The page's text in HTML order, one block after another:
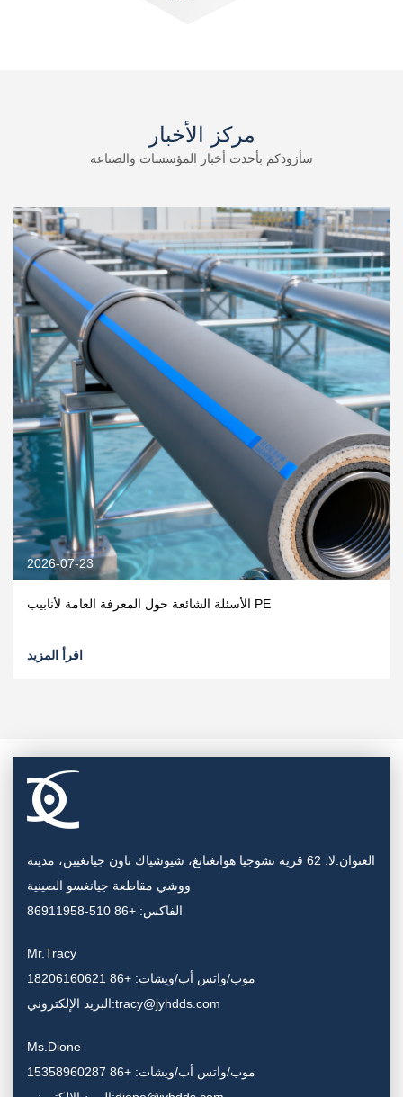
مركز الأخبار
سأزودكم بأحدث أخبار المؤسسات والصناعة
2026-07-23
الأسئلة الشائعة حول المعرفة العامة لأنابيب PE
اقرأ المزيد
العنوان:لا. 62 قرية تشوجيا هوانغتانغ، شيوشياك تاون جيانغيين، مدينة
ووشي مقاطعة جيانغسو الصينية
الفاكس: +86 510-86911958
Mr.Tracy
موب/واتس أب/ويشات: +86 18206160621
البريد الإلكتروني:tracy@jyhdds.com
Ms.Dione
موب/واتس أب/ويشات: +86 15358960287